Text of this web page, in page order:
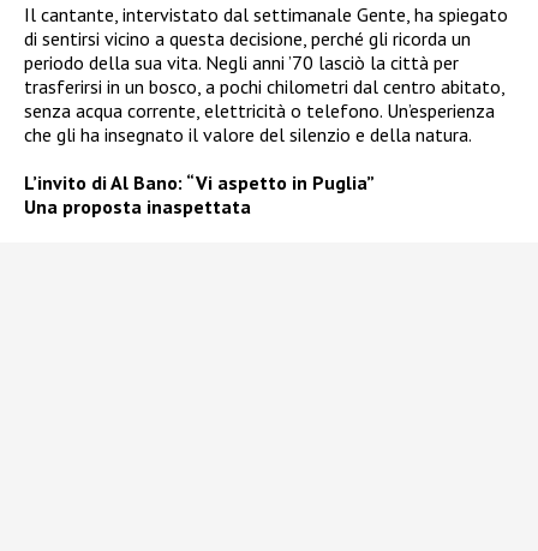
Il cantante, intervistato dal settimanale Gente, ha spiegato
di sentirsi vicino a questa decisione, perché gli ricorda un
periodo della sua vita. Negli anni ’70 lasciò la città per
trasferirsi in un bosco, a pochi chilometri dal centro abitato,
senza acqua corrente, elettricità o telefono. Un’esperienza
che gli ha insegnato il valore del silenzio e della natura.
L’invito di Al Bano: “Vi aspetto in Puglia”
Una proposta inaspettata